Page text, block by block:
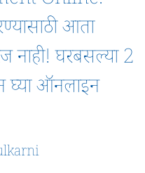
आता
नाही! घरबसल्या 2
घ्या ऑनलाइन